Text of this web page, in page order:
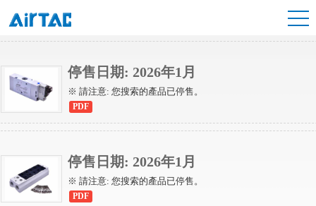
6TV系列電磁閥
停售日期: 2026年1月
※ 請注意: 您搜索的產品已停售。
PDF
停售日期: 2026年1月
※ 請注意: 您搜索的產品已停售。
PDF